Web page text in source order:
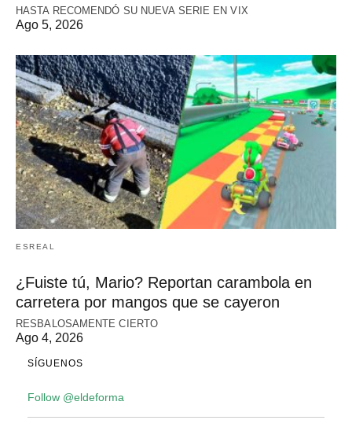
HASTA RECOMENDÓ SU NUEVA SERIE EN VIX
Ago 5, 2026
ESREAL
¿Fuiste tú, Mario? Reportan carambola en
carretera por mangos que se cayeron
RESBALOSAMENTE CIERTO
Ago 4, 2026
SÍGUENOS
Follow @eldeforma